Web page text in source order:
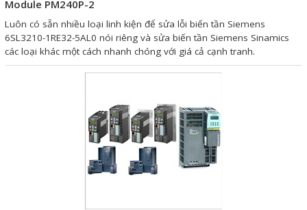
Module PM240P-2
Luôn có sẵn nhiều loại linh kiện để sửa lỗi biến tần Siemens
6SL3210-1RE32-5AL0 nói riêng và sửa biến tần Siemens Sinamics
các loại khác một cách nhanh chóng với giá cả cạnh tranh.